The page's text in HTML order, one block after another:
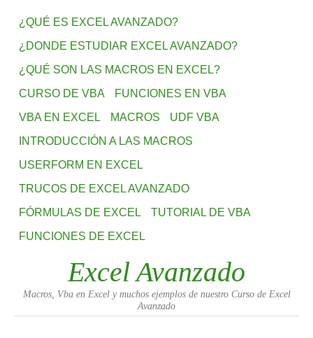
¿QUÉ ES EXCEL AVANZADO?
¿DONDE ESTUDIAR EXCEL AVANZADO?
¿QUÉ SON LAS MACROS EN EXCEL?
CURSO DE VBA
FUNCIONES EN VBA
VBA EN EXCEL
MACROS
UDF VBA
INTRODUCCIÓN A LAS MACROS
USERFORM EN EXCEL
TRUCOS DE EXCEL AVANZADO
FÓRMULAS DE EXCEL
TUTORIAL DE VBA
FUNCIONES DE EXCEL
Excel Avanzado
Macros, Vba en Excel y muchos ejemplos de nuestro Curso de Excel
Avanzado